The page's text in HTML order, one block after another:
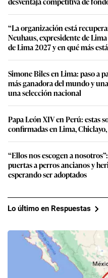
“La organización está
Neuhaus, expresidente de
de Lima 2027 y en qué más
Simone Biles en Lima: paso a
más ganadora del mundo y
una selección nacional
Papa León XIV en Perú: estas
confirmadas en Lima,
“Ellos nos escogen a
puertas a perros ancianos y
esperando ser adoptados
Lo último en Respuestas